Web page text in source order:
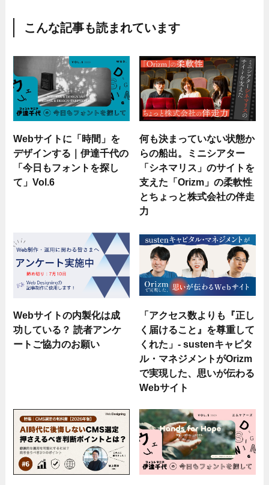
こんな記事も読まれています
Webサイトに「時間」を
デザインする｜伊達千代の
「今日もフォントを探し
て」Vol.6
何も決まっていない状態か
らの船出。ミニシアター
「シネマリス」のサイトを
支えた「Orizm」の柔軟性
とちょっと株式会社の伴走
力
Webサイトの内製化は成
功している？ 読者アンケ
ートご協力のお願い
「アクセス数よりも『正し
く届けること』を尊重して
くれた」- sustenキャピタ
ル・マネジメントがOrizm
で実現した、思いが伝わる
Webサイト